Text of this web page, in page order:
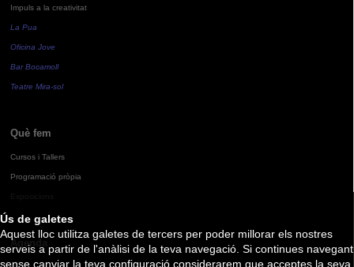
Ús de galetes
Aquest lloc utilitza galetes de tercers per poder millorar els nostres
serveis a partir de l'anàlisi de la teva navegació. Si continues navegant
sense canviar la teva configuració considerarem que acceptes la seva
Impuls a la creativitat
La Pua
Oficina Jove
Bar Bocamoll
Teatre Mira-sol
Què fem
Cursos i Tallers
Programació pròpia
Agenda